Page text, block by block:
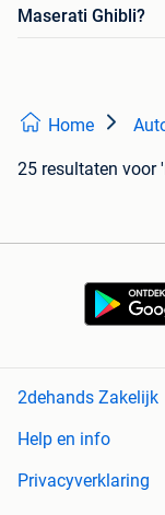
Maserati Ghibli?
Home
25 resultaten voor
2dehands Zakelijk
Help en info
Privacyverklaring